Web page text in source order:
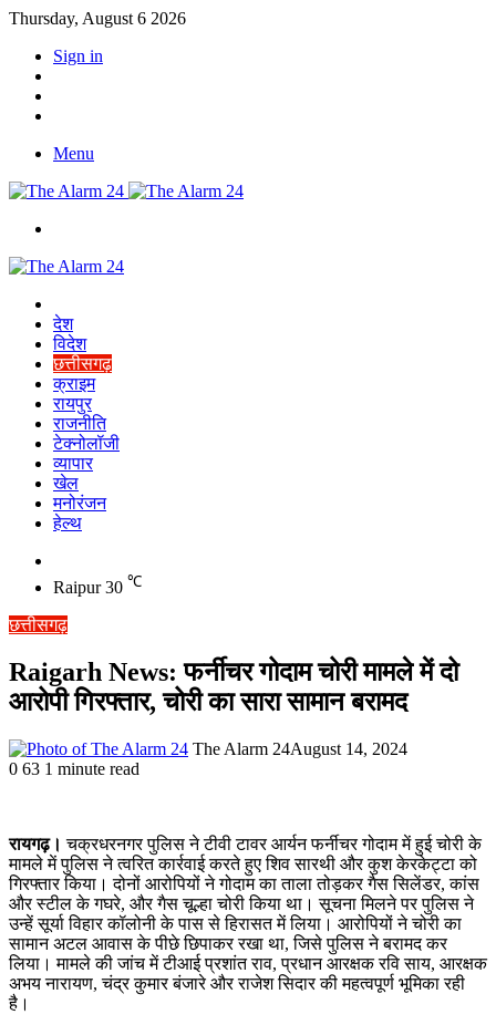
Thursday, August 6 2026
Sign in
Menu
देश
विदेश
छत्तीसगढ़
क्राइम
रायपुर
राजनीति
टेक्नोलॉजी
व्यापार
खेल
मनोरंजन
हेल्थ
skin
Raipur 30 ℃
छत्तीसगढ़
Raigarh News: फर्नीचर गोदाम चोरी मामले में दो
आरोपी गिरफ्तार, चोरी का सारा सामान बरामद
The Alarm 24August 14, 2024
0 63 1 minute read
रायगढ़। चक्रधरनगर पुलिस ने टीवी टावर आर्यन फर्नीचर गोदाम में हुई चोरी के
मामले में पुलिस ने त्वरित कार्रवाई करते हुए शिव सारथी और कुश केरकेट्टा को
गिरफ्तार किया। दोनों आरोपियों ने गोदाम का ताला तोड़कर गैस सिलेंडर, कांस
और स्टील के गघरे, और गैस चूल्हा चोरी किया था। सूचना मिलने पर पुलिस ने
उन्हें सूर्या विहार कॉलोनी के पास से हिरासत में लिया। आरोपियों ने चोरी का
सामान अटल आवास के पीछे छिपाकर रखा था, जिसे पुलिस ने बरामद कर
लिया। मामले की जांच में टीआई प्रशांत राव, प्रधान आरक्षक रवि साय, आरक्षक
अभय नारायण, चंद्र कुमार बंजारे और राजेश सिदार की महत्वपूर्ण भूमिका रही
है।